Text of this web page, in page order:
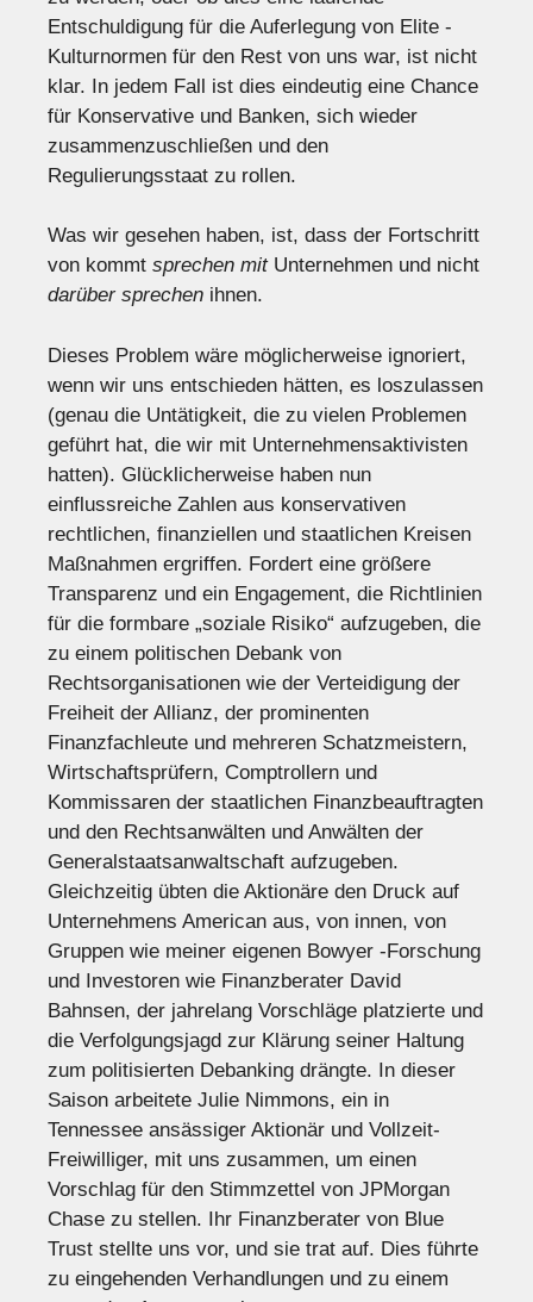
Entschuldigung für die Auferlegung von Elite -
Kulturnormen für den Rest von uns war, ist nicht
klar. In jedem Fall ist dies eindeutig eine Chance
für Konservative und Banken, sich wieder
zusammenzuschließen und den
Regulierungsstaat zu rollen.
Was wir gesehen haben, ist, dass der Fortschritt
von kommt sprechen mitUnternehmen und nicht
darüber sprechen ihnen.
Dieses Problem wäre möglicherweise ignoriert,
wenn wir uns entschieden hätten, es loszulassen
(genau die Untätigkeit, die zu vielen Problemen
geführt hat, die wir mit Unternehmensaktivisten
hatten). Glücklicherweise haben nun
einflussreiche Zahlen aus konservativen
rechtlichen, finanziellen und staatlichen Kreisen
Maßnahmen ergriffen. Fordert eine größere
Transparenz und ein Engagement, die Richtlinien
für die formbare „soziale Risiko“ aufzugeben, die
zu einem politischen Debank von
Rechtsorganisationen wie der Verteidigung der
Freiheit der Allianz, der prominenten
Finanzfachleute und mehreren Schatzmeistern,
Wirtschaftsprüfern, Comptrollern und
Kommissaren der staatlichen Finanzbeauftragten
und den Rechtsanwälten und Anwälten der
Generalstaatsanwaltschaft aufzugeben.
Gleichzeitig übten die Aktionäre den Druck auf
Unternehmens American aus, von innen, von
Gruppen wie meiner eigenen Bowyer -Forschung
und Investoren wie Finanzberater David
Bahnsen, der jahrelang Vorschläge platzierte und
die Verfolgungsjagd zur Klärung seiner Haltung
zum politisierten Debanking drängte. In dieser
Saison arbeitete Julie Nimmons, ein in
Tennessee ansässiger Aktionär und Vollzeit-
Freiwilliger, mit uns zusammen, um einen
Vorschlag für den Stimmzettel von JPMorgan
Chase zu stellen. Ihr Finanzberater von Blue
Trust stellte uns vor, und sie trat auf. Dies führte
zu eingehenden Verhandlungen und zu einem